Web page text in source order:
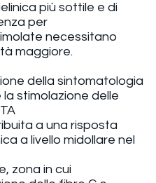
più sottile e di
per
necessitano
maggiore.
della sintomatologia
stimolazione delle
a una risposta
a livello midollare nel
zona in cui